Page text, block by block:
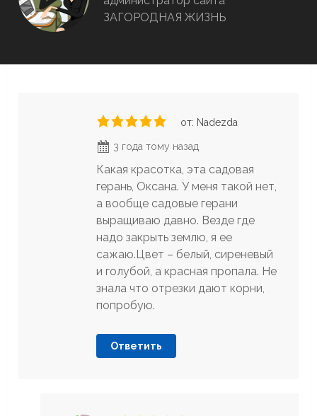
ЗАГОРОДНАЯ ЖИЗНЬ
от: Nadezda
3 года тому назад
Какая красотка, эта садовая
герань, Оксана. У меня такой нет,
а вообще садовые герани
выращиваю давно. Везде где
надо закрыть землю, я ее
сажаю.Цвет – белый, сиреневый
и голубой, а красная пропала. Не
знала что отрезки дают корни,
попробую.
Ответить